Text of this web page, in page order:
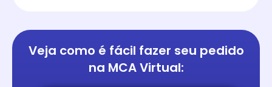
Veja como é fácil fazer seu pedido
na MCA Virtual: